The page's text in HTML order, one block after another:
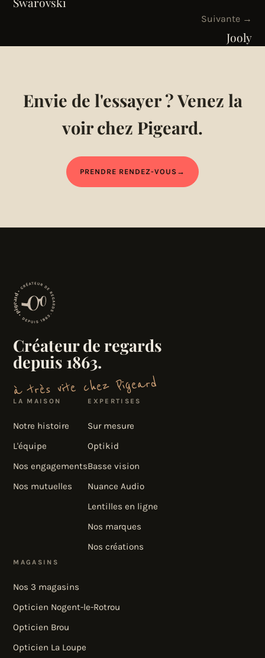
Suivante →
Jooly
Envie de l'essayer ? Venez la
voir chez Pigeard.
PRENDRE RENDEZ-VOUS →
Créateur de regards
depuis 1863.
à très vite chez Pigeard
LA MAISON
Notre histoire
L'équipe
Nos engagements
Nos mutuelles
EXPERTISES
Sur mesure
Optikid
Basse vision
Nuance Audio
Lentilles en ligne
Nos marques
Nos créations
MAGASINS
Nos 3 magasins
Opticien Nogent-le-Rotrou
Opticien Brou
Opticien La Loupe